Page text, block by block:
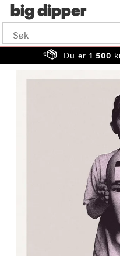
big
Du er 1 500